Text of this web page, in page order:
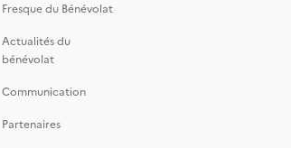
Fresque du Bénévolat
Actualités du
bénévolat
Communication
Partenaires